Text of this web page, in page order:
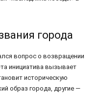
города
вопрос о возвращении
инициатива вызывает
историческую
образ города, другие —